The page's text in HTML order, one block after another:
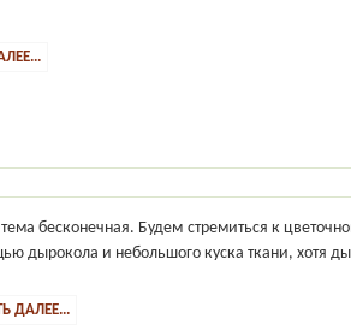
бесконечная. Будем стремиться к
дырокола и небольшого куска ткани, хотя
ДАЛЕЕ...